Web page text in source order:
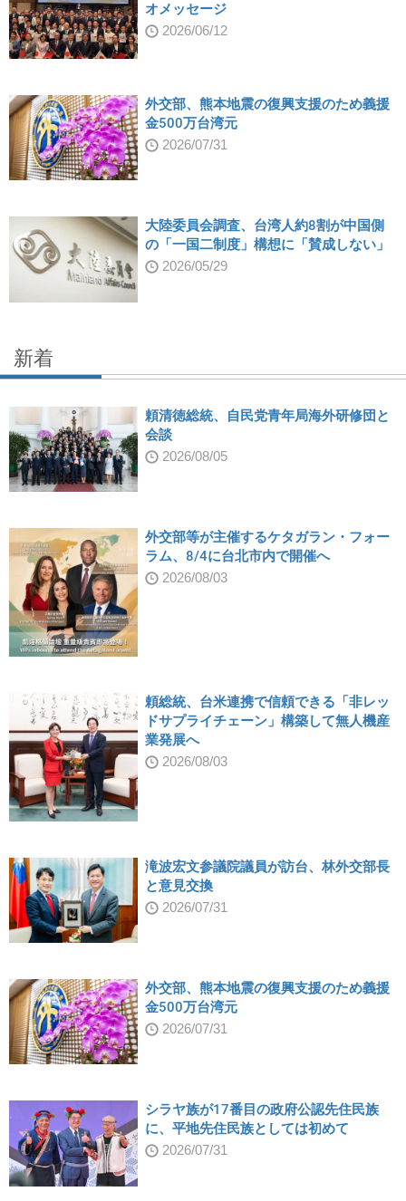
オメッセージ
2026/06/12
外交部、熊本地震の復興支援のため義援
金500万台湾元
2026/07/31
大陸委員会調査、台湾人約8割が中国側
の「一国二制度」構想に「賛成しない」
2026/05/29
新着
頼清徳総統、自民党青年局海外研修団と
会談
2026/08/05
外交部等が主催するケタガラン・フォー
ラム、8/4に台北市内で開催へ
2026/08/03
頼総統、台米連携で信頼できる「非レッ
ドサプライチェーン」構築して無人機産
業発展へ
2026/08/03
滝波宏文参議院議員が訪台、林外交部長
と意見交換
2026/07/31
外交部、熊本地震の復興支援のため義援
金500万台湾元
2026/07/31
シラヤ族が17番目の政府公認先住民族
に、平地先住民族としては初めて
2026/07/31